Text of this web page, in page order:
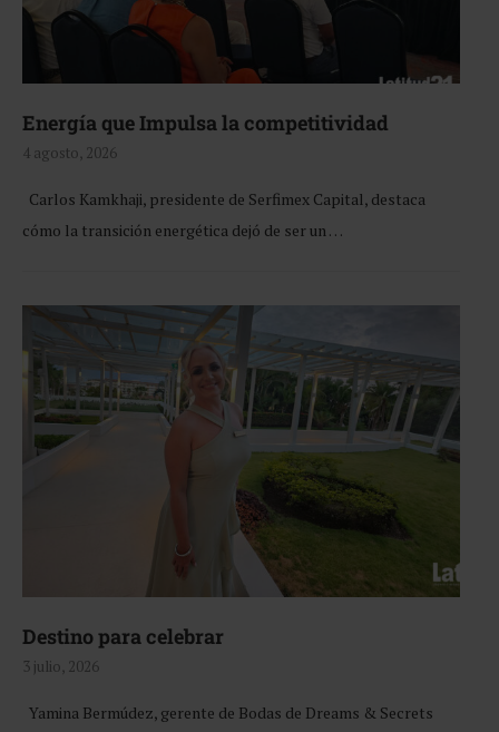
Energía que Impulsa la competitividad
4 agosto, 2026
Carlos Kamkhaji, presidente de Serfimex Capital, destaca
cómo la transición energética dejó de ser un …
Destino para celebrar
3 julio, 2026
Yamina Bermúdez, gerente de Bodas de Dreams & Secrets